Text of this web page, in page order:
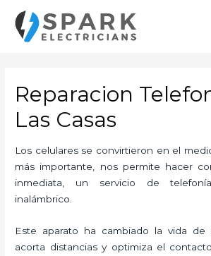
contenido
Reparacion
Las Casas
Los celulares se convirtieron en el
más importante, nos permite hacer
inmediata, un servicio de
inalámbrico.
Este aparato ha cambiado la vida de
acorta distancias y optimiza el